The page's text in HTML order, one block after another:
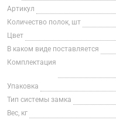
Артикул
Количество полок, шт
Цвет
В каком виде поставляется
Комплектация
Упаковка
Тип системы замка
Вес, кг